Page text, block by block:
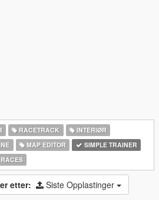
RACETRACK
INTERIØR
MAP EDITOR
SIMPLE TRAINER
etter: Siste Opplastinger